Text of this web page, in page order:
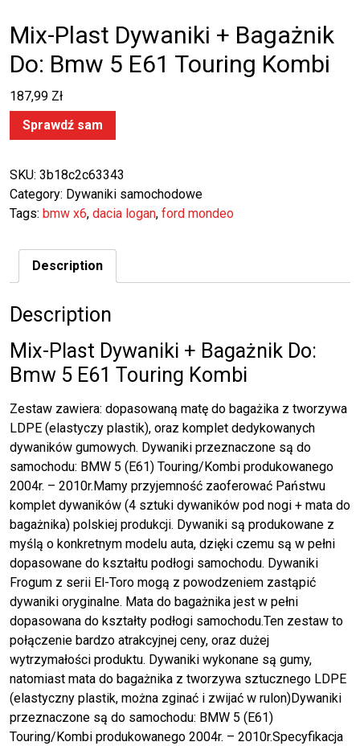
Mix-Plast Dywaniki + Bagażnik
Do: Bmw 5 E61 Touring Kombi
187,99 Zł
Sprawdź sam
SKU: 3b18c2c63343
Category: Dywaniki samochodowe
Tags: bmw x6, dacia logan, ford mondeo
Description
Description
Mix-Plast Dywaniki + Bagażnik Do:
Bmw 5 E61 Touring Kombi
Zestaw zawiera: dopasowaną matę do bagażika z tworzywa
LDPE (elastyczy plastik), oraz komplet dedykowanych
dywaników gumowych. Dywaniki przeznaczone są do
samochodu: BMW 5 (E61) Touring/Kombi produkowanego
2004r. – 2010r.Mamy przyjemność zaoferować Państwu
komplet dywaników (4 sztuki dywaników pod nogi + mata do
bagażnika) polskiej produkcji. Dywaniki są produkowane z
myślą o konkretnym modelu auta, dzięki czemu są w pełni
dopasowane do kształtu podłogi samochodu. Dywaniki
Frogum z serii El-Toro mogą z powodzeniem zastąpić
dywaniki oryginalne. Mata do bagażnika jest w pełni
dopasowana do kształty podłogi samochodu.Ten zestaw to
połączenie bardzo atrakcyjnej ceny, oraz dużej
wytrzymałości produktu. Dywaniki wykonane są gumy,
natomiast mata do bagażnika z tworzywa sztucznego LDPE
(elastyczny plastik, można zginać i zwijać w rulon)Dywaniki
przeznaczone są do samochodu: BMW 5 (E61)
Touring/Kombi produkowanego 2004r. – 2010r.Specyfikacja